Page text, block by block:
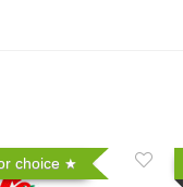
choice